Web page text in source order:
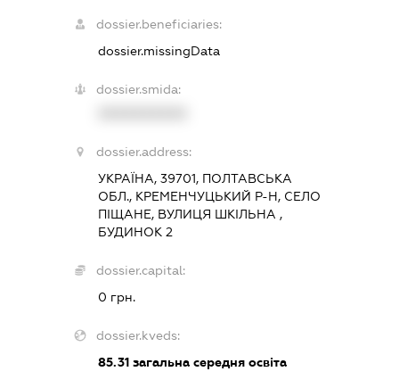
dossier.beneficiaries:
dossier.missingData
dossier.smida:
dossier.address:
УКРАЇНА, 39701, ПОЛТАВСЬКА
ОБЛ., КРЕМЕНЧУЦЬКИЙ Р-Н, СЕЛО
ПІЩАНЕ, ВУЛИЦЯ ШКІЛЬНА ,
БУДИНОК 2
dossier.capital:
0 грн.
dossier.kveds:
85.31загальна середня освіта